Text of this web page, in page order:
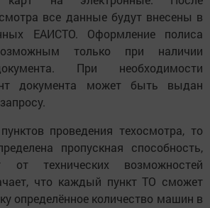
все данные будут внесены в
ЕАИСТО. Оформление полиса
только при наличии
При необходимости
документа может быть выдан
проведения техосмотра, то
пропускная способность,
от технических возможностей
что каждый пункт ТО сможет
определённое количество машин в